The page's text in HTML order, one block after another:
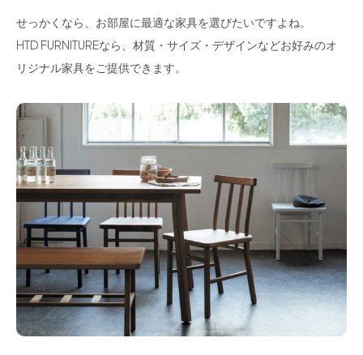
せっかくなら、お部屋に最適な家具を選びたいですよね。
HTD FURNITUREなら、材質・サイズ・デザインなどお好みのオ
リジナル家具をご提供できます。